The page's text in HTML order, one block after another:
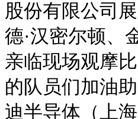
股份有限公司
德·汉密尔顿、
亲临现场观摩
的队员们加油
迪半导体（上